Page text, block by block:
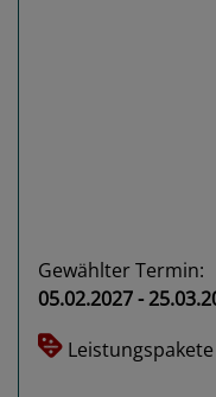
Gewählter Termin:
05.02.2027 -
Leistungspakete